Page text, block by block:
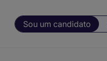
Sou um candidato